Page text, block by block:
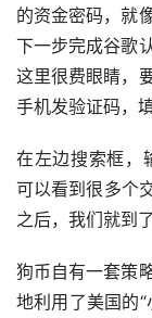
的资金密码，就
下一步完成谷歌
这里很费眼睛，
手机发验证码，
在左边搜索框，
可以看到很多个
之后，我们就到
狗币自有一套策
地利用了美国的